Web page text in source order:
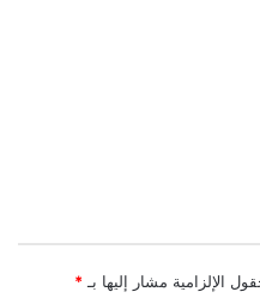
الإلزامية مشار إليها بـ *